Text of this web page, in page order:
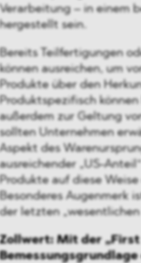
– in einem
hergestellt sein.
Bereits Teilfertigungen
können ausreichen, um
Produkte über den
Produktspezifisch
zur Geltung
sollten Unternehmen
des
„US-
Produkte auf diese
Besonderes Augenmerk
letzten
Mit der „First